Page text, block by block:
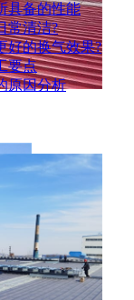
具备的性能
常清洁?
好的换气效果?
要点
原因分析